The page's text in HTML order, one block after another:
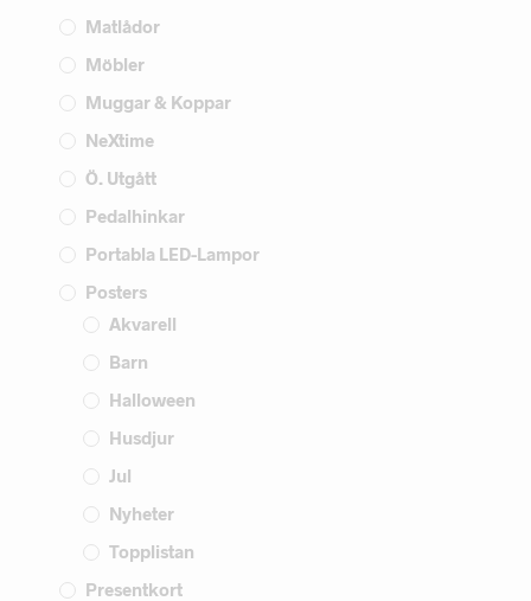
Matlådor
Möbler
Muggar & Koppar
NeXtime
Ö. Utgått
Pedalhinkar
Portabla LED-Lampor
Posters
Akvarell
Barn
Halloween
Husdjur
Jul
Nyheter
Topplistan
Presentkort